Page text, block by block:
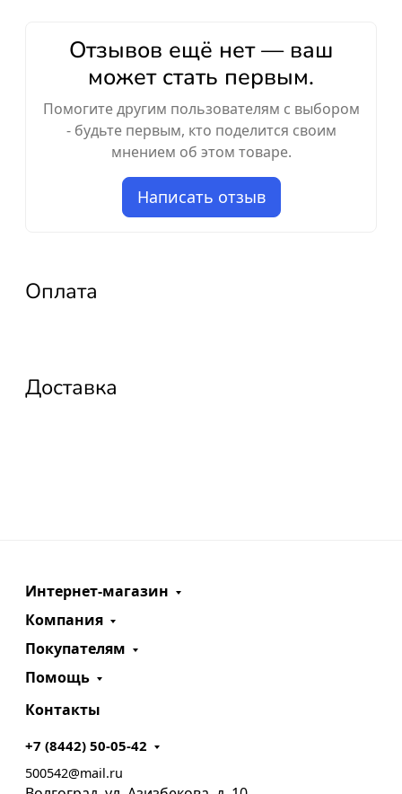
Отзывов ещё нет — ваш
может стать первым.
Помогите другим пользователям с выбором
- будьте первым, кто поделится своим
мнением об этом товаре.
Написать отзыв
Оплата
Доставка
Интернет-магазин
Компания
Покупателям
Помощь
Контакты
+7 (8442) 50-05-42
500542@mail.ru